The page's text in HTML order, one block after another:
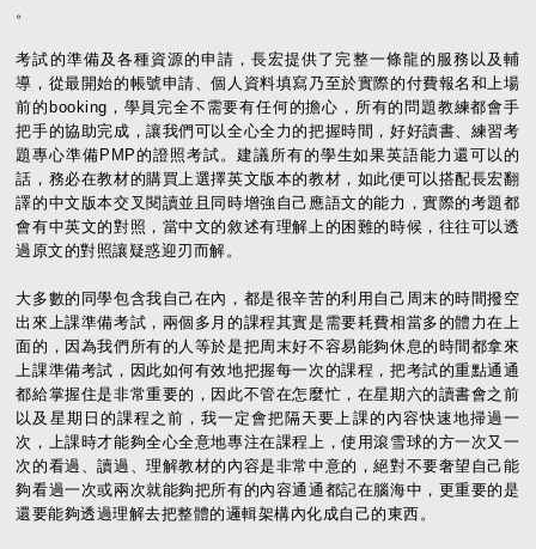
。
考試的準備及各種資源的申請，長宏提供了完整一條龍的服務以及輔
導，從最開始的帳號申請、個人資料填寫乃至於實際的付費報名和上場
前的booking，學員完全不需要有任何的擔心，所有的問題教練都會手
把手的協助完成，讓我們可以全心全力的把握時間，好好讀書、練習考
題專心準備PMP的證照考試。建議所有的學生如果英語能力還可以的
話，務必在教材的購買上選擇英文版本的教材，如此便可以搭配長宏翻
譯的中文版本交叉閱讀並且同時增強自己應語文的能力，實際的考題都
會有中英文的對照，當中文的敘述有理解上的困難的時候，往往可以透
過原文的對照讓疑惑迎刃而解。
大多數的同學包含我自己在內，都是很辛苦的利用自己周末的時間撥空
出來上課準備考試，兩個多月的課程其實是需要耗費相當多的體力在上
面的，因為我們所有的人等於是把周末好不容易能夠休息的時間都拿來
上課準備考試，因此如何有效地把握每一次的課程，把考試的重點通通
都給掌握住是非常重要的，因此不管在怎麼忙，在星期六的讀書會之前
以及星期日的課程之前，我一定會把隔天要上課的內容快速地掃過一
次，上課時才能夠全心全意地專注在課程上，使用滾雪球的方一次又一
次的看過、讀過、理解教材的內容是非常中意的，絕對不要奢望自己能
夠看過一次或兩次就能夠把所有的內容通通都記在腦海中，更重要的是
還要能夠透過理解去把整體的邏輯架構內化成自己的東西。